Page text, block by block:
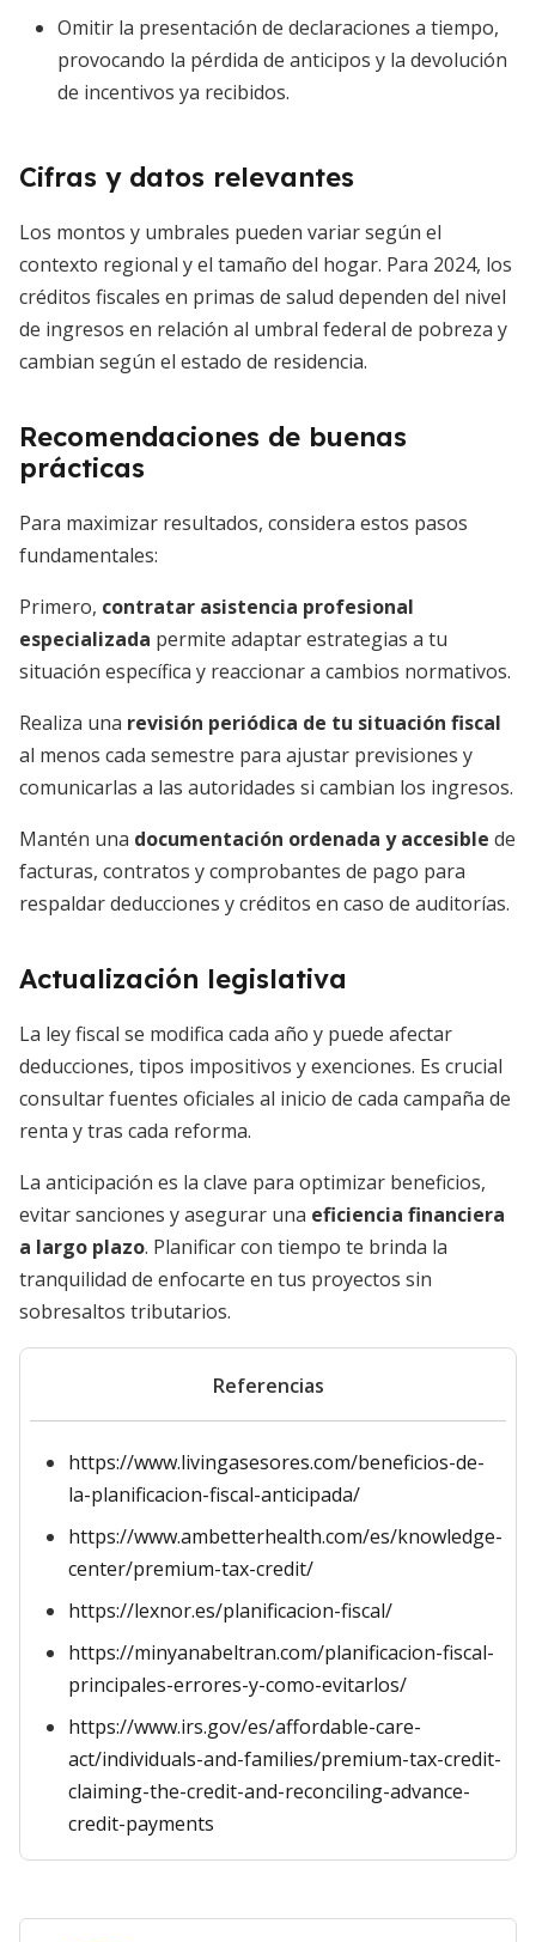
Omitir la presentación de declaraciones a tiempo,
provocando la pérdida de anticipos y la devolución
de incentivos ya recibidos.
Cifras y datos relevantes
Los montos y umbrales pueden variar según el
contexto regional y el tamaño del hogar. Para 2024, los
créditos fiscales en primas de salud dependen del nivel
de ingresos en relación al umbral federal de pobreza y
cambian según el estado de residencia.
Recomendaciones de buenas
prácticas
Para maximizar resultados, considera estos pasos
fundamentales:
Primero, contratar asistencia profesional
especializada permite adaptar estrategias a tu
situación específica y reaccionar a cambios normativos.
Realiza una revisión periódica de tu situación fiscal
al menos cada semestre para ajustar previsiones y
comunicarlas a las autoridades si cambian los ingresos.
Mantén una documentación ordenada y accesible de
facturas, contratos y comprobantes de pago para
respaldar deducciones y créditos en caso de auditorías.
Actualización legislativa
La ley fiscal se modifica cada año y puede afectar
deducciones, tipos impositivos y exenciones. Es crucial
consultar fuentes oficiales al inicio de cada campaña de
renta y tras cada reforma.
La anticipación es la clave para optimizar beneficios,
evitar sanciones y asegurar una eficiencia financiera
a largo plazo. Planificar con tiempo te brinda la
tranquilidad de enfocarte en tus proyectos sin
sobresaltos tributarios.
Referencias
https://www.livingasesores.com/beneficios-de-
la-planificacion-fiscal-anticipada/
https://www.ambetterhealth.com/es/knowledge-
center/premium-tax-credit/
https://lexnor.es/planificacion-fiscal/
https://minyanabeltran.com/planificacion-fiscal-
principales-errores-y-como-evitarlos/
https://www.irs.gov/es/affordable-care-
act/individuals-and-families/premium-tax-credit-
claiming-the-credit-and-reconciling-advance-
credit-payments